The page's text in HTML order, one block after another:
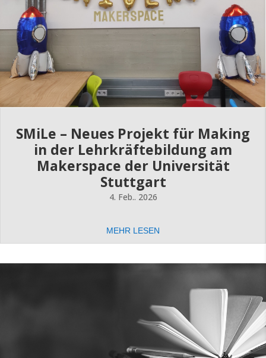
SMiLe – Neues Projekt für Making
in der Lehrkräftebildung am
Makerspace der Universität
Stuttgart
4. Feb.. 2026
MEHR LESEN